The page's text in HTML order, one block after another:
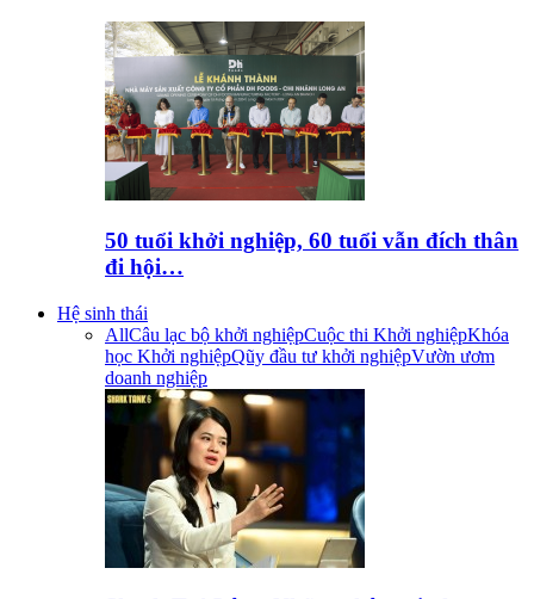
50 tuổi khởi nghiệp, 60 tuổi vẫn đích thân
đi hội…
Hệ sinh thái
AllCâu lạc bộ khởi nghiệpCuộc thi Khởi nghiệpKhóa
học Khởi nghiệpQũy đầu tư khởi nghiệpVườn ươm
doanh nghiệp